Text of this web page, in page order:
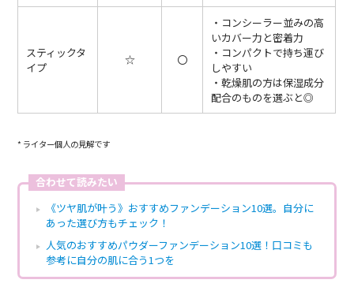
スティックタ
イプ
☆ 〇
・コンシーラー並みの高
いカバー力と密着力
・コンパクトで持ち運び
しやすい
・乾燥肌の方は保湿成分
配合のものを選ぶと◎
* ライター個人の見解です
合わせて読みたい
《ツヤ肌が叶う》おすすめファンデーション10選。自分に
あった選び方もチェック！
人気のおすすめパウダーファンデーション10選！口コミも
参考に自分の肌に合う1つを